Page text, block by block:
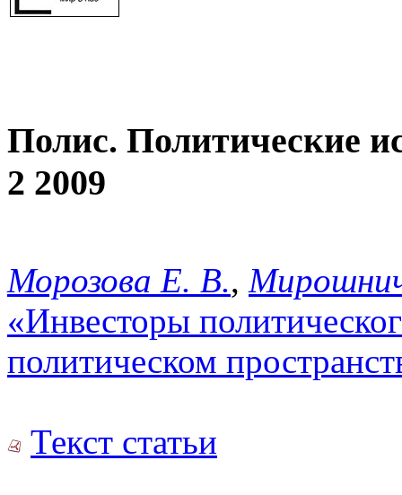
Полис. Политические
2 2009
Морозова Е. В.,
«Инвесторы
политическом
Текст статьи